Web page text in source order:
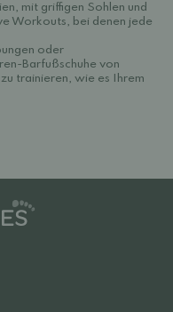
mit griffigen Sohlen und
Workouts, bei denen jede
oder
Barfußschuhe von
trainieren, wie es Ihrem